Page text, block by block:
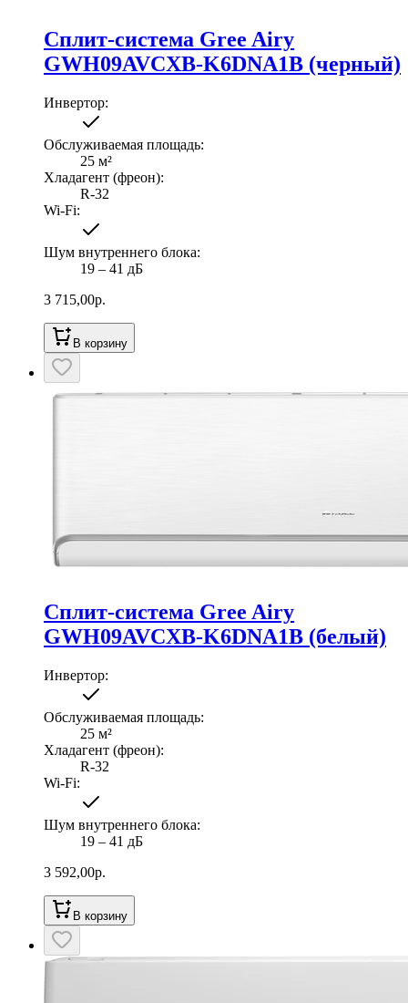
Сплит-система Gree Airy
GWH09AVCXB-K6DNA1B (черный)
Инвертор:
Обслуживаемая площадь:
25 м²
Хладагент (фреон):
R-32
Wi-Fi:
Шум внутреннего блока:
19 ‒ 41 дБ
3 715,00р.
В корзину
Сплит-система Gree Airy
GWH09AVCXB-K6DNA1B (белый)
Инвертор:
Обслуживаемая площадь:
25 м²
Хладагент (фреон):
R-32
Wi-Fi:
Шум внутреннего блока:
19 ‒ 41 дБ
3 592,00р.
В корзину